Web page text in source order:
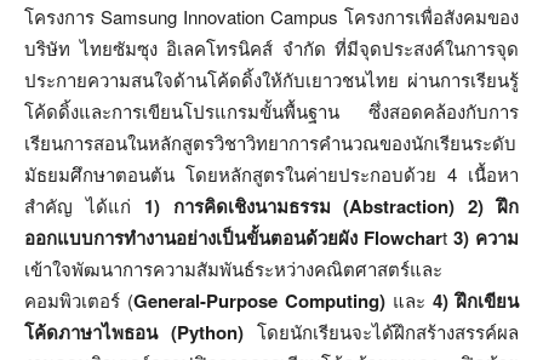
โครงการ Samsung Innovation Campus โครงการเพื่อสังคมของ
บริษัท ไทยซัมซุง อิเลคโทรนิคส์ จำกัด ที่มีจุดประสงค์ในการจุด
ประกายความสนใจด้านโค้ดดิ้งให้กับเยาวชนไทย ผ่านการเรียนรู้
โค้ดดิ้งและการเขียนโปรแกรมขั้นพื้นฐาน ซึ่งสอดคล้องกับการ
เรียนการสอนในหลักสูตรวิชาวิทยาการคำนวณของนักเรียนระดับ
มัธยมศึกษาตอนต้น โดยหลักสูตรในค่ายประกอบด้วย 4 เนื้อหา
สำคัญ ได้แก่ 1) การคิดเชิงนามธรรม (Abstraction) 2)ฝึก
ออกแบบการทำงานอย่างเป็นขั้นตอนด้วยผัง Flowchart 3) ความ
เข้าใจพัฒนาการความสัมพันธ์ระหว่างคณิตศาสตร์และ
คอมพิวเตอร์ (General-Purpose Computing) และ 4) ฝึกเขียน
โค้ดภาษาไพธอน (Python) โดยนักเรียนจะได้ฝึกสร้างสรรค์ผล